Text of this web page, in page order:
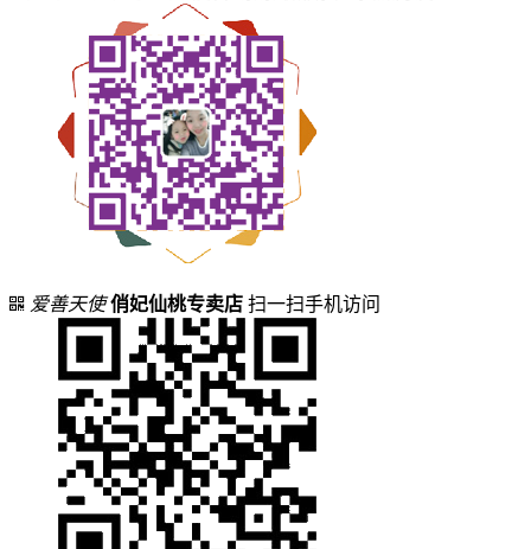
爱善天使 俏妃仙桃专卖店 扫一扫手机访问